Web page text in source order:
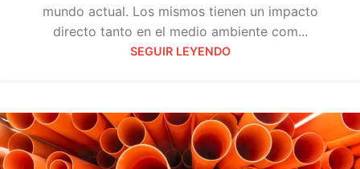
mundo actual. Los mismos tienen un impacto
directo tanto en el medio ambiente com...
SEGUIR LEYENDO